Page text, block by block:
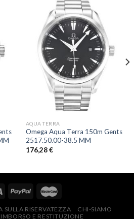
AQUA TERRA
Omega Aqua Terra 150m Gents
2517.50.00-38.5 MM
176,28€
SULLA RISERVATEZZA
CHI-SIAMO
E RESTITUZIONE